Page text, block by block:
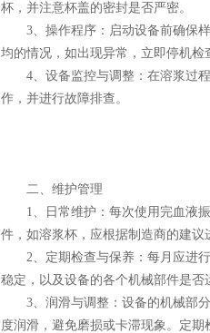
杯，并注意杯盖的密封是否严密。
3、操作程序：启动设备前确保样
均的情况，如出现异常，立即停机检
4、设备监控与调整：在溶浆过程
作，并进行故障排查。
二、维护管理
1、日常维护：每次使用完血液振
件，如溶浆杯，应根据制造商的建议
2、定期检查与保养：每月应进行
稳定，以及设备的各个机械部件是否
3、润滑与调整：设备的机械部分
度润滑，避免磨损或卡滞现象。定期